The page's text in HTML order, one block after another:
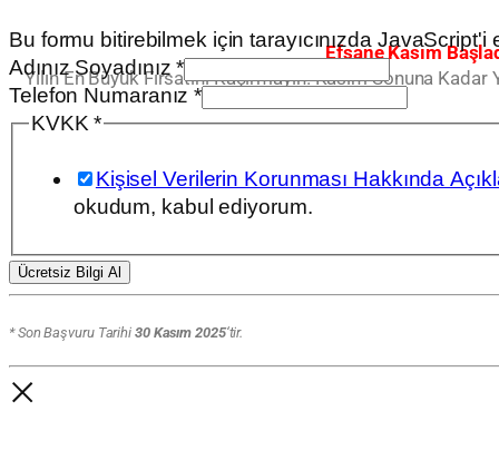
Efsane Kasım
Yılın En Büyük Fırsatını Kaçırmayın. Kasım Sonuna
Bu formu bitirebilmek için tarayıcınızda JavaScript'i
Telefon
KVKK
Numaranız
Adınız Soyadınız*
Telefon Numaranız*
KVKK*
Kişisel Verilerin Korunması Hakkında
okudum, kabul ediyorum.
Ücretsiz Bilgi Al
* Son Başvuru Tarihi 30 Kasım 2025‘tir.